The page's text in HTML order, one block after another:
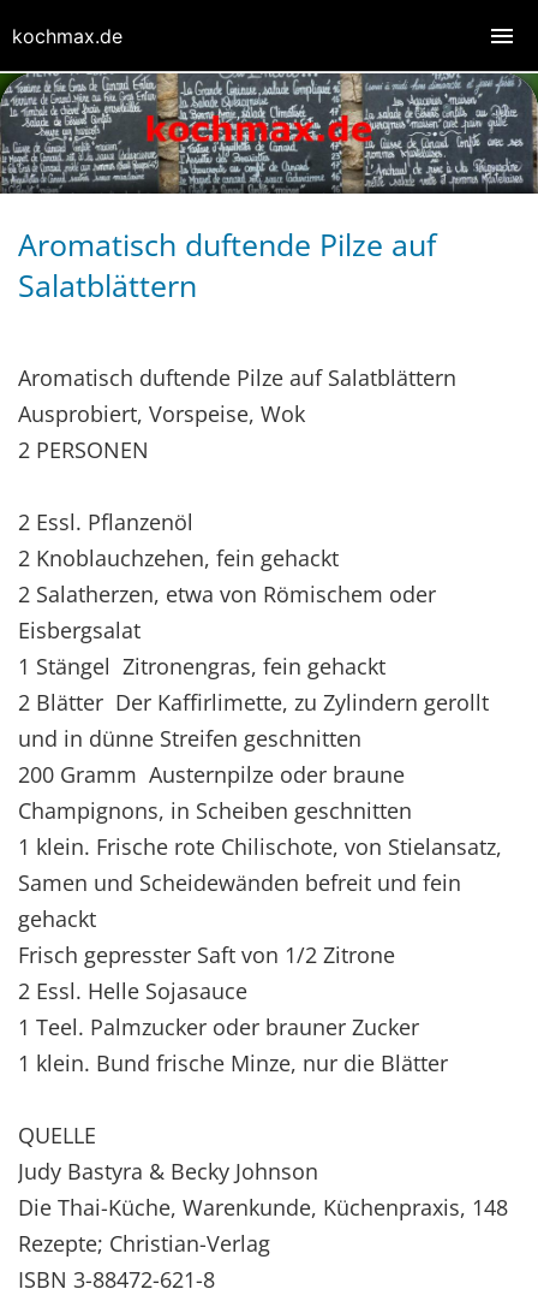
Aromatisch duftende Pilze auf
Salatblättern
Aromatisch duftende Pilze auf Salatblättern
Ausprobiert, Vorspeise, Wok
2 PERSONEN
2 Essl. Pflanzenöl
2 Knoblauchzehen, fein gehackt
2 Salatherzen, etwa von Römischem oder
Eisbergsalat
1 Stängel Zitronengras, fein gehackt
2 Blätter Der Kaffirlimette, zu Zylindern gerollt
und in dünne Streifen geschnitten
200 Gramm Austernpilze oder braune
Champignons, in Scheiben geschnitten
1 klein. Frische rote Chilischote, von Stielansatz,
Samen und Scheidewänden befreit und fein
gehackt
Frisch gepresster Saft von 1/2 Zitrone
2 Essl. Helle Sojasauce
1 Teel. Palmzucker oder brauner Zucker
1 klein. Bund frische Minze, nur die Blätter
QUELLE
Judy Bastyra & Becky Johnson
Die Thai-Küche, Warenkunde, Küchenpraxis, 148
Rezepte; Christian-Verlag
ISBN 3-88472-621-8
kochmax.de